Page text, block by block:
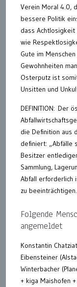
Verein Moral 4.0,
bessere Politik
dass
wie
Gute im
Gewohnheiten
Osterputz ist
Unsitten und
DEFINITION: Der
die Definition aus
definiert: „Abfälle
Besitzer
Sammlung,
Abfall erforderlich
zu
Folgende
angemeldet
Konstantin
Eibensteiner
Winterbacher
+ kiga Maishofen